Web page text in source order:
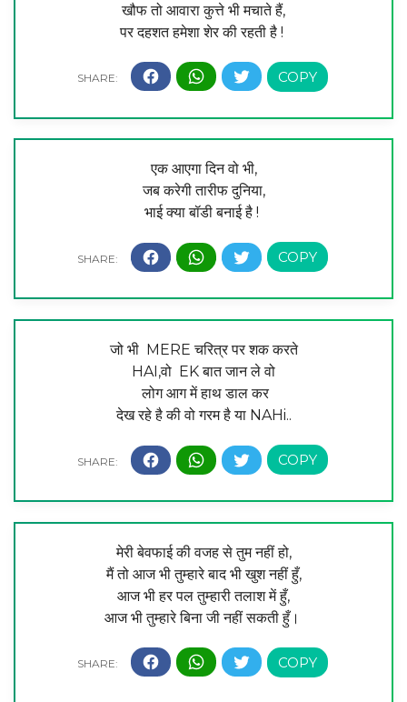
खौफ तो आवारा कुत्ते भी मचाते हैं,
पर दहशत हमेशा शेर की रहती है !
एक आएगा दिन वो भी,
जब करेगी तारीफ दुनिया,
भाई क्या बॉडी बनाई है !
जो भी MERE चरित्र पर शक करते
HAI,वो EK बात जान ले वो
लोग आग में हाथ डाल कर
देख रहे है की वो गरम है या NAHi..
मेरी बेवफाई की वजह से तुम नहीं हो,
मैं तो आज भी तुम्हारे बाद भी खुश नहीं हुँ,
आज भी हर पल तुम्हारी तलाश में हुँ,
आज भी तुम्हारे बिना जी नहीं सकती हुँ।